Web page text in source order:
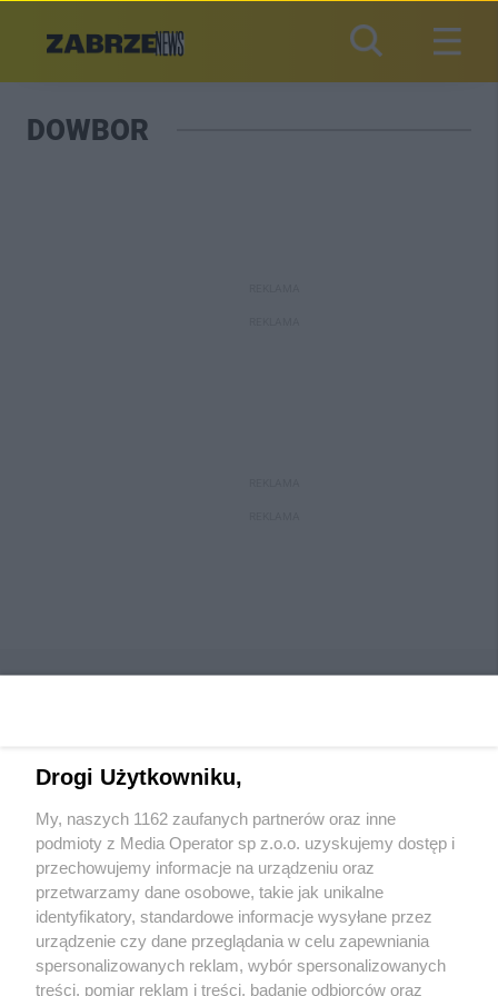
DOWBOR
Wydawca mediów
Nie zapomnij
zapoznać się z:
polityką prywatności regulamin korzystania z portali
Twojemiasto Skontaktuj sięz nami
Drogi Użytkowniku,
My, naszych 1162 zaufanych partnerów oraz inne
podmioty z Media Operator sp z.o.o. uzyskujemy dostęp i
przechowujemy informacje na urządzeniu oraz
przetwarzamy dane osobowe, takie jak unikalne
identyfikatory, standardowe informacje wysyłane przez
urządzenie czy dane przeglądania w celu zapewniania
spersonalizowanych reklam, wybór spersonalizowanych
treści, pomiar reklam i treści, badanie odbiorców oraz